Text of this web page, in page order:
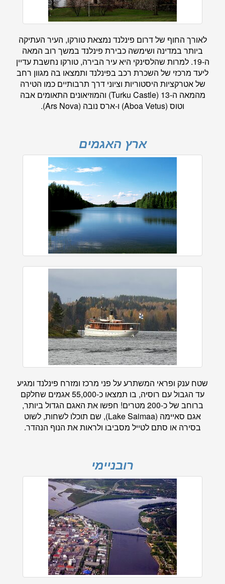
לאורך החוף של דרום פינלנד נמצאת טורקו, העיר העתיקה
ביותר במדינה ושימשה כבירת פינלנד במשך רוב המאה
ה-19. למרות שהלסינקי היא עיר הבירה, טורקו נחשבת עדיין
ליעד מרכזי של השכרת רכב בפינלנד ותמצאו בה מגוון רחב
של אטרקציות היסטוריות וציוני דרך תרבותיים כמו הטירה
מהמאה ה-13 (Turku Castle) והמוזיאונים התאומים אבה
וטוס (Aboa Vetus) ו-ארס נובה (Ars Nova).
ארץ האגמים
שטח ענק ופראי המשתרע על פני מרכז ומזרח פינלנד ומגיע
עד הגבול עם רוסיה, בו תמצאו כ-55,000 אגמים שחלקם
ברוחב של כ-200 מטרים! חפשו את האגם הגדול ביותר,
אגם סאיימה (Lake Saimaa), שם תוכלו לשחות, לשוט
בסירה או סתם לטייל מסביבו ולראות את הנוף הנהדר.
רובניימי